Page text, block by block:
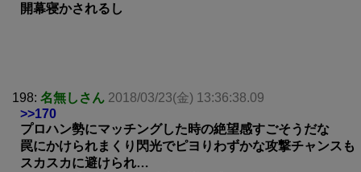
開幕寝かされるし
198: 名無しさん 2018/03/23(金) 13:36:38.09
>>170
プロハン勢にマッチングした時の絶望感すごそうだな
罠にかけられまくり閃光でピヨりわずかな攻撃チャンスも
スカスカに避けられ…